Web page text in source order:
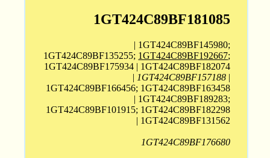
1GT424C89BF181085
| 1GT424C89BF145980;
1GT424C89BF135255; 1GT424C89BF192667;
1GT424C89BF175934 | 1GT424C89BF182074
| 1GT424C89BF157188 |
1GT424C89BF166456; 1GT424C89BF163458
| 1GT424C89BF189283;
1GT424C89BF101915; 1GT424C89BF182298
| 1GT424C89BF131562
1GT424C89BF176680